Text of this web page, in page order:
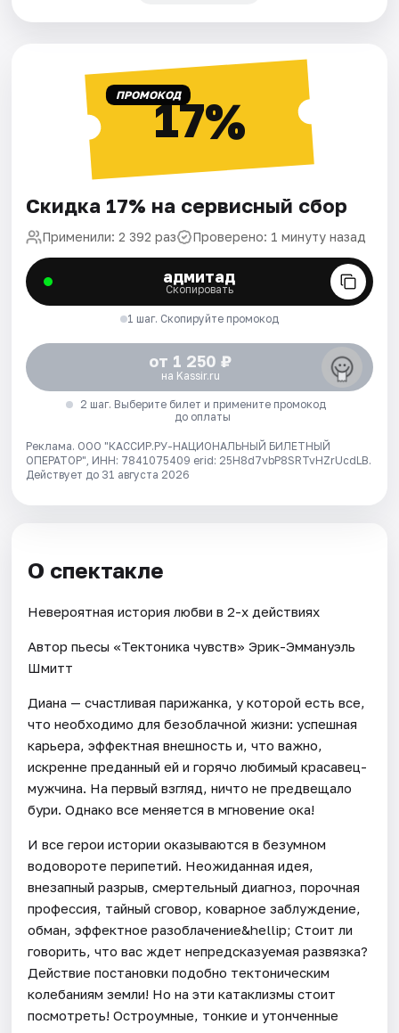
ПРОМОКОД17%
Скидка 17% на сервисный сбор
Применили: 2 392 раз Проверено: 1 минуту назад
адмитад
Скопировать
1 шаг. Скопируйте промокод
от 1 250 ₽
на Kassir.ru
2 шаг. Выберите билет и примените промокод
до оплаты
Реклама. ООО "КАССИР.РУ-НАЦИОНАЛЬНЫЙ БИЛЕТНЫЙ
ОПЕРАТОР", ИНН: 7841075409 erid: 25H8d7vbP8SRTvHZrUcdLB.
Действует до 31 августа 2026
О спектакле
Невероятная история любви в 2-х действиях
Автор пьесы «Тектоника чувств» Эрик-Эммануэль
Шмитт
Диана — счастливая парижанка, у которой есть все,
что необходимо для безоблачной жизни: успешная
карьера, эффектная внешность и, что важно,
искренне преданный ей и горячо любимый красавец-
мужчина. На первый взгляд, ничто не предвещало
бури. Однако все меняется в мгновение ока!
И все герои истории оказываются в безумном
водовороте перипетий. Неожиданная идея,
внезапный разрыв, смертельный диагноз, порочная
профессия, тайный сговор, коварное заблуждение,
обман, эффектное разоблачение&hellip; Стоит ли
говорить, что вас ждет непредсказуемая развязка?
Действие постановки подобно тектоническим
колебаниям земли! Но на эти катаклизмы стоит
посмотреть! Остроумные, тонкие и утонченные